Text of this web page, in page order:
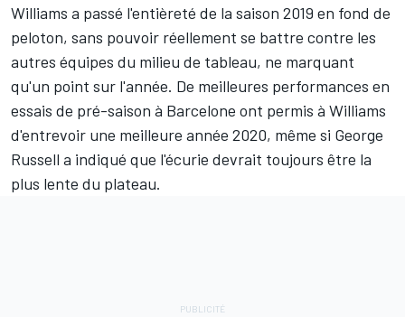
Williams a passé l'entièreté de la saison 2019 en fond de
peloton, sans pouvoir réellement se battre contre les
autres équipes du milieu de tableau, ne marquant
qu'un point sur l'année. De meilleures performances en
essais de pré-saison à Barcelone ont permis à Williams
d'entrevoir une meilleure année 2020, même si George
Russell a indiqué que l'écurie devrait toujours être la
plus lente du plateau.